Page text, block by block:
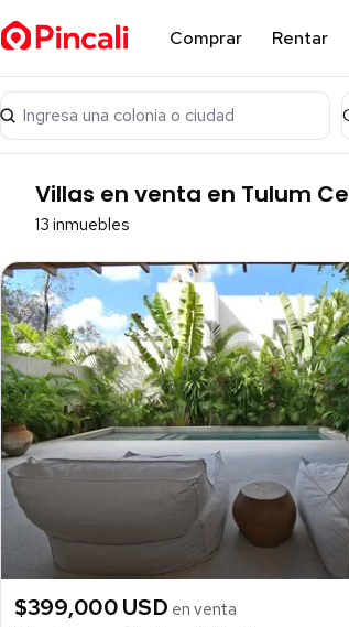
Comprar Rentar
Ingresa una colonia o ciudad
Villas en venta en Tulum
13 inmuebles
$399,000 USD en venta